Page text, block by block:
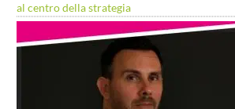
al centro della strategia